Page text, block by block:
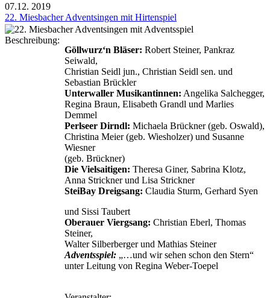
07.12. 2019
22. Miesbacher Adventsingen mit Hirtenspiel
Beschreibung:
Göllwurz‘n Bläser: Robert Steiner, Pankraz
Seiwald,
Christian Seidl jun., Christian Seidl sen. und
Sebastian Brückler
Unterwaller Musikantinnen: Angelika Salchegger,
Regina Braun, Elisabeth Grandl und Marlies
Demmel
Perlseer Dirndl: Michaela Brückner (geb. Oswald),
Christina Meier (geb. Wiesholzer) und Susanne
Wiesner
(geb. Brückner)
Die Vielsaitigen: Theresa Giner, Sabrina Klotz,
Anna Strickner und Lisa Strickner
SteiBay Dreigsang: Claudia Sturm, Gerhard Syen
und Sissi Taubert
Oberauer Viergsang: Christian Eberl, Thomas
Steiner,
Walter Silberberger und Mathias Steiner
Adventsspiel: „…und wir sehen schon den Stern“
unter Leitung von Regina Weber-Toepel